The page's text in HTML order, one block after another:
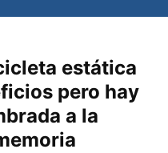
estática
pero hay
a la